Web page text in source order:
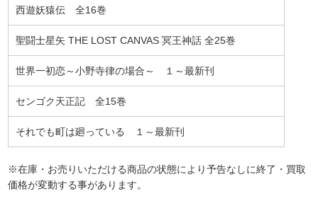
西遊妖猿伝 全16巻
聖闘士星矢 THE LOST CANVAS 冥王神話 全25巻
世界一初恋～小野寺律の場合～ １～最新刊
センゴク天正記 全15巻
それでも町は廻っている １～最新刊
※在庫・お売りいただける商品の状態により予告なしに終了・買取
価格が変動する事があります。